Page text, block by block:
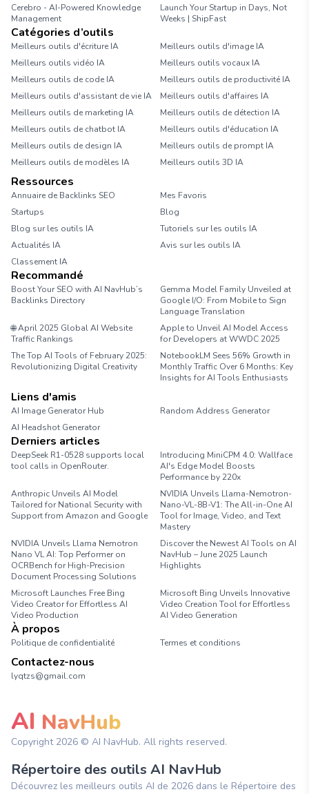
Cerebro - AI-Powered Knowledge
Management
Launch Your Startup in Days, Not
Weeks | ShipFast
Catégories d’outils
Meilleurs outils d'écriture IA
Meilleurs outils d'image IA
Meilleurs outils vidéo IA
Meilleurs outils vocaux IA
Meilleurs outils de code IA
Meilleurs outils de productivité IA
Meilleurs outils d'assistant de vie IA
Meilleurs outils d'affaires IA
Meilleurs outils de marketing IA
Meilleurs outils de détection IA
Meilleurs outils de chatbot IA
Meilleurs outils d'éducation IA
Meilleurs outils de design IA
Meilleurs outils de prompt IA
Meilleurs outils de modèles IA
Meilleurs outils 3D IA
Ressources
Annuaire de Backlinks SEO
Mes Favoris
Startups
Blog
Blog sur les outils IA
Tutoriels sur les outils IA
Actualités IA
Avis sur les outils IA
Classement IA
Recommandé
Boost Your SEO with AI NavHub’s
Backlinks Directory
Gemma Model Family Unveiled at
Google I/O: From Mobile to Sign
Language Translation
🌐 April 2025 Global AI Website
Traffic Rankings
Apple to Unveil AI Model Access
for Developers at WWDC 2025
The Top AI Tools of February 2025:
Revolutionizing Digital Creativity
NotebookLM Sees 56% Growth in
Monthly Traffic Over 6 Months: Key
Insights for AI Tools Enthusiasts
Liens d'amis
AI Image Generator Hub
Random Address Generator
AI Headshot Generator
Derniers articles
DeepSeek R1-0528 supports local
tool calls in OpenRouter.
Introducing MiniCPM 4.0: Wallface
AI's Edge Model Boosts
Performance by 220x
Anthropic Unveils AI Model
Tailored for National Security with
Support from Amazon and Google
NVIDIA Unveils Llama-Nemotron-
Nano-VL-8B-V1: The All-in-One AI
Tool for Image, Video, and Text
Mastery
NVIDIA Unveils Llama Nemotron
Nano VL AI: Top Performer on
OCRBench for High-Precision
Document Processing Solutions
Discover the Newest AI Tools on AI
NavHub – June 2025 Launch
Highlights
Microsoft Launches Free Bing
Video Creator for Effortless AI
Video Production
Microsoft Bing Unveils Innovative
Video Creation Tool for Effortless
AI Video Generation
À propos
Politique de confidentialité Termes et conditions
Contactez-nous
lyqtzs@gmail.com
AI NavHub
Copyright 2026 © AI NavHub. All rights reserved.
Répertoire des outils AI NavHub
Découvrez les meilleurs outils AI de 2026 dans le Répertoire des